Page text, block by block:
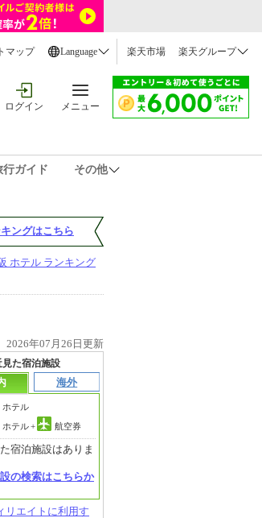
マップ Language 楽天市場 楽天グループ
ログイン メニュー
行ガイド
その他
ングはこちら
ホテル ランキング
2026年07月26日更新
見た宿泊施設
海外
ホテル
ホテル+ 航空券
宿泊施設はありま
の検索はこちらか
リエイトに利用す